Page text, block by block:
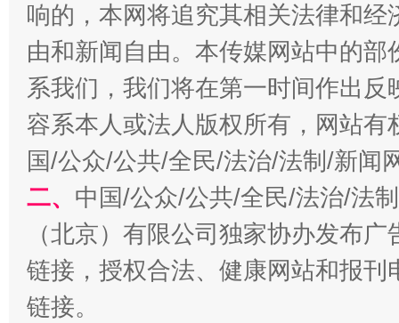
魏明亮
响的，本网将追究其相关法律和
由和新闻自由。本传媒网站中的
系我们，我们将在第一时间作出
容系本人或法人版权所有，网站
国/公众/公共/全民/法治/法制/新闻
二、 中国/公众/公共/全民/法治/法
（北京）有限公司独家协办发布
链接，授权合法、健康网站和报
链接。